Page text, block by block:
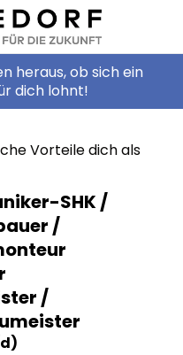
heraus, ob sich ein
dich lohnt!
Vorteile dich als
SHK /
/
/